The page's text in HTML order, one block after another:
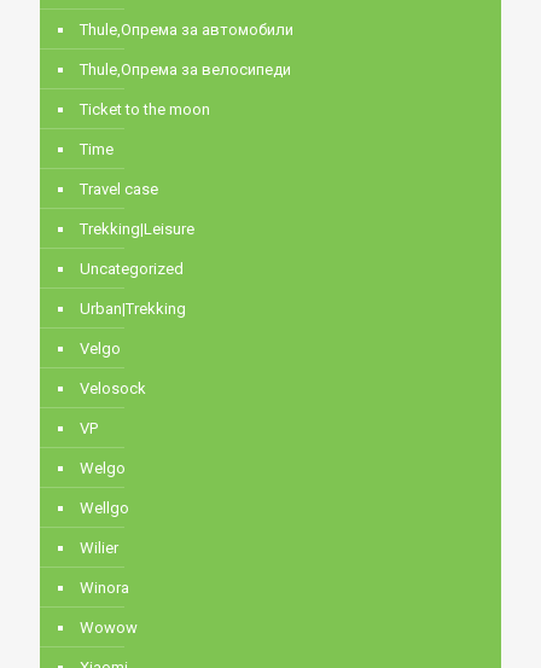
Thule,Опрема за автомобили
Thule,Опрема за велосипеди
Ticket to the moon
Time
Travel case
Trekking|Leisure
Uncategorized
Urban|Trekking
Velgo
Velosock
VP
Welgo
Wellgo
Wilier
Winora
Wowow